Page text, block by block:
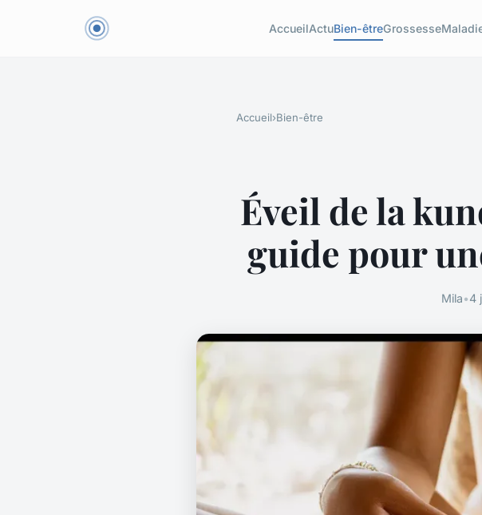
AccueilActuBien-êtreGrossesse
Accueil›Bien-être
Éveil de la
guide pour
Mila•4